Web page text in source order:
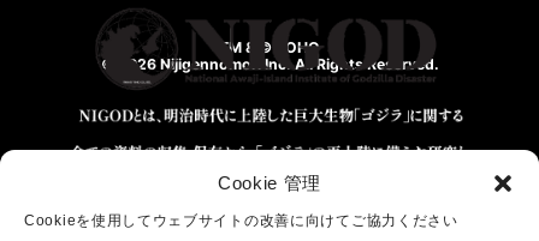
Cookie 管理
Cookieを使用してウェブサイトの改善に向けてご協力ください
TM & © TOHO
© 2026 Nijigennomori Inc. All Rights Reserved.